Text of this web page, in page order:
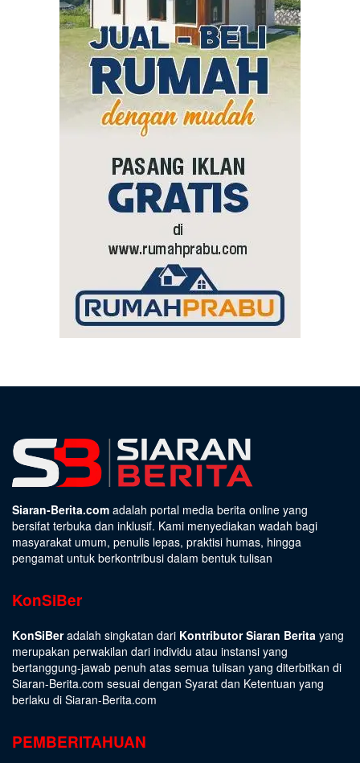
Siaran-Berita.com adalah portal media berita online yang
bersifat terbuka dan inklusif. Kami menyediakan wadah bagi
masyarakat umum, penulis lepas, praktisi humas, hingga
pengamat untuk berkontribusi dalam bentuk tulisan
KonSiBer
KonSiBeradalah singkatan dari Kontributor Siaran Berita yang
merupakan perwakilan dari individu atau instansi yang
bertanggung-jawab penuh atas semua tulisan yang diterbitkan di
Siaran-Berita.com sesuai dengan Syarat dan Ketentuan yang
berlaku di Siaran-Berita.com
PEMBERITAHUAN